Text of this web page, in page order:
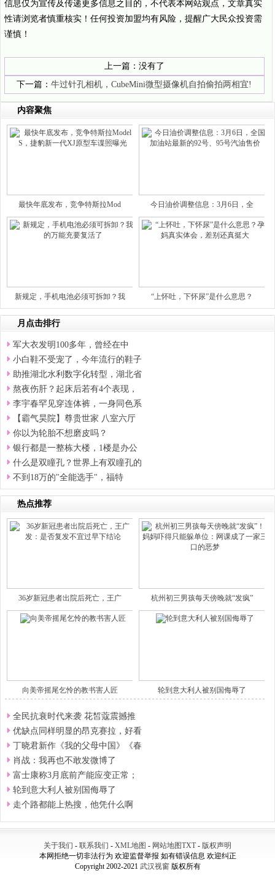
信息仅为宣传及传递更多信息之目的，不代表本网站观点，文章真实
性请浏览者慎重核实！任何投资加盟均有风险，提醒广大民众投资需
谨慎！
上一篇：没有了
下一篇：牛过针孔相机，CubeMini微型摄像机自拍偷拍两相宜!
内容聚焦
最快年底发布，竞争特斯拉Mod 今日油价调整信息：3月6日，全
新规定，手机电池必须可拆卸？我 “上怀吐，下怀尿”是什么意思？
月点击排行
军大衣发明100多年，曾经在中
小白鞋不受宠了，今年流行的鞋子
助推湖北水利数字化转型，湖北省
熬夜伤肝？起床后若有4个表现，
李宇春罕见穿连体裤，一身同色系
【霸气昊院】尊贵世家 八室六厅
你以为轮胎不想磨皮吗？
银行都是一整栋大楼，1楼是办公
什么是双瞳孔？世界上有双瞳孔的
不到18万的"全能选手"，福特
热点推荐
36岁新冠患者出院后死亡，王广 杭州初三男孩每天傍晚就“发疯”
向美帝摇尾乞怜的教书害人匠 轮到意大利人被别国侮辱了
全民抗衰时代来袭 花皙蔻震撼推
优缺点同样明显的昂克赛拉，好看
丁晓君新作《我的父母中国》《春
肖战：我再也不敢发微博了
富士康称3月底前产能应变正常；
轮到意大利人被别国侮辱了
走个路都能上热搜，他凭什么啊
关于我们 - 联系我们 - XML地图 - 网站地图TXT- 版权声明
本网拒绝一切非法行为 欢迎监督举报 如有错误信息 欢迎纠正
Copyright 2002-2021 武汉视窗版权所有